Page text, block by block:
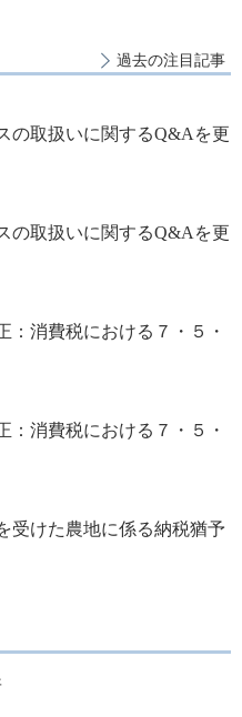
過去の注目記事
の取扱いに関するQ&Aを更
の取扱いに関するQ&Aを更
：消費税における７・５・
：消費税における７・５・
受けた農地に係る納税猶予